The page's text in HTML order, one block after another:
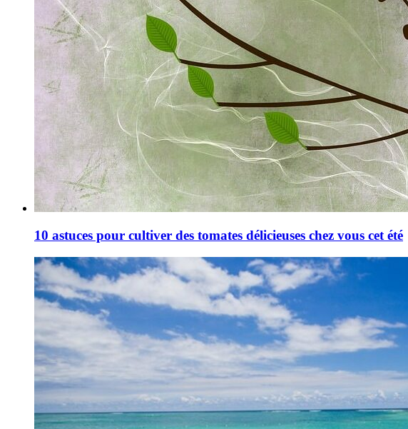
10 astuces pour cultiver des tomates délicieuses chez vous cet été